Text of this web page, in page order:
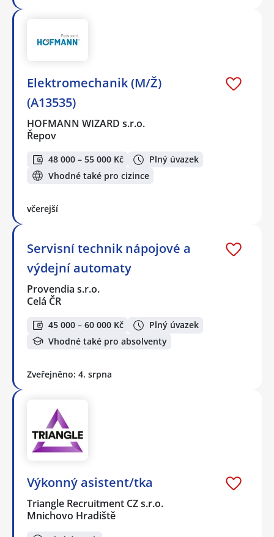
Elektromechanik (M/Ž)
(A13535)
HOFMANN WIZARD s.r.o.
Řepov
48 000 – 55 000 Kč
Plný úvazek
Vhodné také pro cizince
včerejší
Servisní technik nápojové a
výdejní automaty
Provendia s.r.o.
Celá ČR
45 000 – 60 000 Kč
Plný úvazek
Vhodné také pro absolventy
Zveřejněno: 4. srpna
Výkonný asistent/tka
Triangle Recruitment CZ s.r.o.
Mnichovo Hradiště